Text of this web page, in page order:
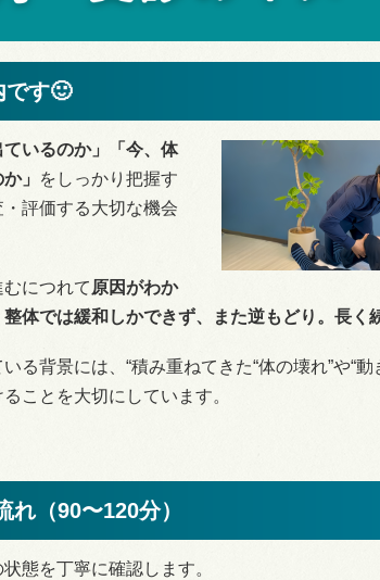
です🙂
ているのか」「今、体
」 をしっかり把握す
評価する大切な機会
につれて 原因がわか
体では緩和しかできず、また逆もどり。長く
る背景には、“積み重ねてきた“体の壊れ”や“動
ことを大切にしています。
（90〜120分）
態を丁寧に確認します。